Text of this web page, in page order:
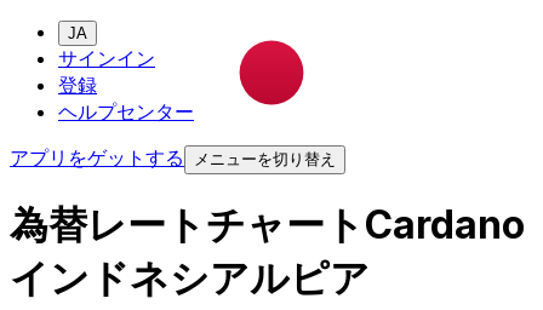
JA
サインイン
登録
ヘルプセンター
アプリをゲットする
メニューを切り替え
為替レートチャートCardano
インドネシアルピア